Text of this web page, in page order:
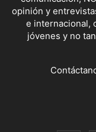
opinión y
e internacional,
jóvenes y no